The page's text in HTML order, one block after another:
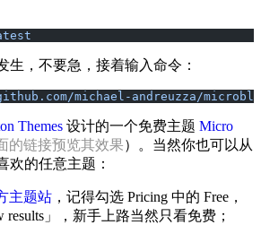
生，不要急，接着输入命令：
michael-andreuzza/
Themes 设计的一个免费主题 Micro
的链接预览其效果）。当然你也可以从
欢的任意主题：
主题站 ，记得勾选 Pricing 中的 Free，
results」，新手上路当然只看免费；